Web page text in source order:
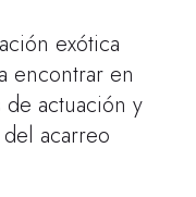
exótica
encontrar en
de actuación y
acarreo